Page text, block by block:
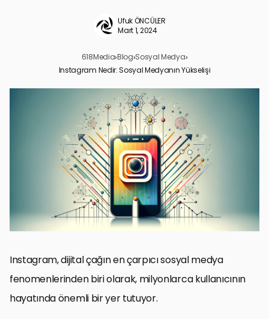
Ufuk ÖNCÜLER
Mart 1, 2024
618Media›Blog›Sosyal Medya›
Instagram Nedir: Sosyal Medyanın Yükselişi
Sosyal Medyanın Temelleri ve Instagram’ın Rolü
Instagram’ın Temel Özellikleri ve Kullanım Alanları
Instagram’ın Sosyal Medya Pazarlamasındaki Rolü
Instagram’ın Sosyal Medya Pazarlamasındaki Rolü
Instagram Algoritması ve İçerik Optimizasyonu
Instagram İçin Etkili Hashtag Kullanımı
Instagram İçin Etkili İçerik Stratejileri
Sonuç: Instagram ve Sosyal Medyanın Gücü
Instagram Nedir: Sıkça Sorulan Sorular
Instagram, dijital çağın en çarpıcı sosyal medya
fenomenlerinden biri olarak, milyonlarca kullanıcının
hayatında önemli bir yer tutuyor.